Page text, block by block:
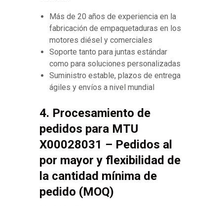
Más de 20 años de experiencia en la
fabricación de empaquetaduras en los
motores diésel y comerciales
Soporte tanto para juntas estándar
como para soluciones personalizadas
Suministro estable, plazos de entrega
ágiles y envíos a nivel mundial
4. Procesamiento de
pedidos para MTU
X00028031 – Pedidos al
por mayor y flexibilidad de
la cantidad mínima de
pedido (MOQ)